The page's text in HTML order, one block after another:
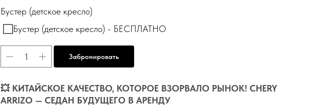
Бустер (детское кресло)
Бустер (детское кресло) - БЕСПЛАТНО
Забронировать
💥 КИТАЙСКОЕ КАЧЕСТВО, КОТОРОЕ ВЗОРВАЛО РЫНОК! CHERY
ARRIZO — СЕДАН БУДУЩЕГО В АРЕНДУ